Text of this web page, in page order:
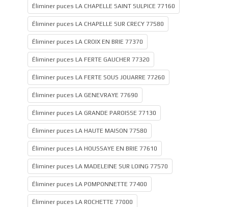
Éliminer puces LA CHAPELLE SAINT SULPICE 77160
Éliminer puces LA CHAPELLE SUR CRECY 77580
Éliminer puces LA CROIX EN BRIE 77370
Éliminer puces LA FERTE GAUCHER 77320
Éliminer puces LA FERTE SOUS JOUARRE 77260
Éliminer puces LA GENEVRAYE 77690
Éliminer puces LA GRANDE PAROISSE 77130
Éliminer puces LA HAUTE MAISON 77580
Éliminer puces LA HOUSSAYE EN BRIE 77610
Éliminer puces LA MADELEINE SUR LOING 77570
Éliminer puces LA POMPONNETTE 77400
Éliminer puces LA ROCHETTE 77000